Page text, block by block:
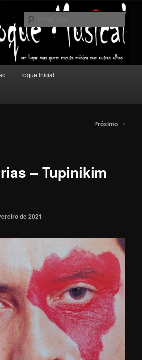
música com outros olhos.
Toque Inicial
Próximo →
– Tupinikim
de 2021